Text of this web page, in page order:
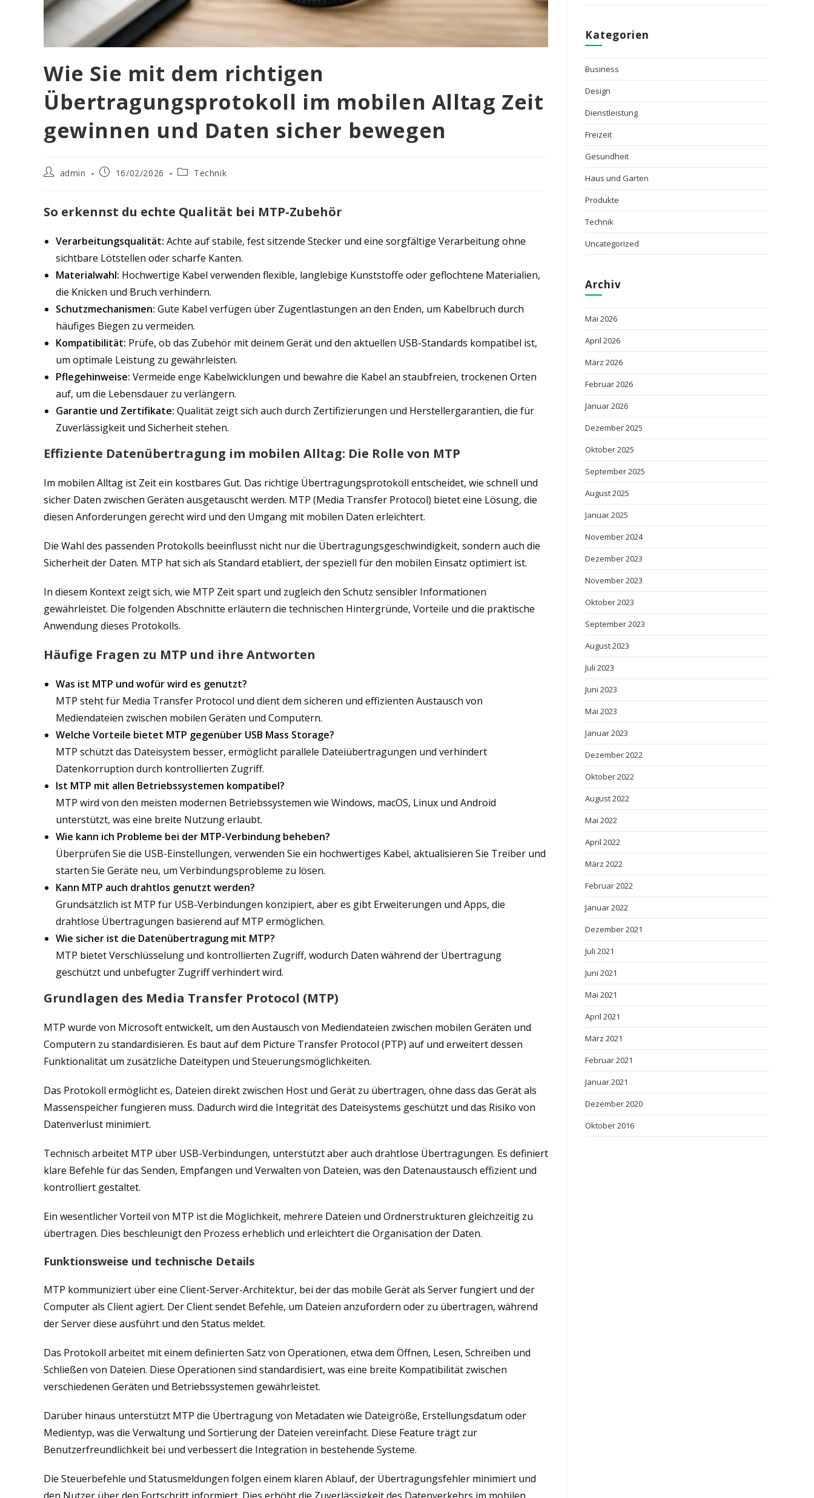
Wie Sie mit dem richtigen
Übertragungsprotokoll im mobilen Alltag Zeit
gewinnen und Daten sicher bewegen
Beitrags-
admin
Beitrag16/02/2026
Beitrags-
Technik
So erkennst du echte Qualität bei MTP-Zubehör
Verarbeitungsqualität: Achte auf stabile, fest sitzende Stecker und eine sorgfältige Verarbeitung ohne
sichtbare Lötstellen oder scharfe Kanten.
Materialwahl: Hochwertige Kabel verwenden flexible, langlebige Kunststoffe oder geflochtene Materialien,
die Knicken und Bruch verhindern.
Schutzmechanismen: Gute Kabel verfügen über Zugentlastungen an den Enden, um Kabelbruch durch
häufiges Biegen zu vermeiden.
Kompatibilität: Prüfe, ob das Zubehör mit deinem Gerät und den aktuellen USB-Standards kompatibel ist,
um optimale Leistung zu gewährleisten.
Pflegehinweise: Vermeide enge Kabelwicklungen und bewahre die Kabel an staubfreien, trockenen Orten
auf, um die Lebensdauer zu verlängern.
Garantie und Zertifikate: Qualität zeigt sich auch durch Zertifizierungen und Herstellergarantien, die für
Zuverlässigkeit und Sicherheit stehen.
Effiziente Datenübertragung im mobilen Alltag: Die Rolle von MTP
Im mobilen Alltag ist Zeit ein kostbares Gut. Das richtige Übertragungsprotokoll entscheidet, wie schnell und
sicher Daten zwischen Geräten ausgetauscht werden. MTP (Media Transfer Protocol) bietet eine Lösung, die
diesen Anforderungen gerecht wird und den Umgang mit mobilen Daten erleichtert.
Die Wahl des passenden Protokolls beeinflusst nicht nur die Übertragungsgeschwindigkeit, sondern auch die
Sicherheit der Daten. MTP hat sich als Standard etabliert, der speziell für den mobilen Einsatz optimiert ist.
In diesem Kontext zeigt sich, wie MTP Zeit spart und zugleich den Schutz sensibler Informationen
gewährleistet. Die folgenden Abschnitte erläutern die technischen Hintergründe, Vorteile und die praktische
Anwendung dieses Protokolls.
Häufige Fragen zu MTP und ihre Antworten
Was ist MTP und wofür wird es genutzt?
MTP steht für Media Transfer Protocol und dient dem sicheren und effizienten Austausch von
Mediendateien zwischen mobilen Geräten und Computern.
Welche Vorteile bietet MTP gegenüber USB Mass Storage?
MTP schützt das Dateisystem besser, ermöglicht parallele Dateiübertragungen und verhindert
Datenkorruption durch kontrollierten Zugriff.
Ist MTP mit allen Betriebssystemen kompatibel?
MTP wird von den meisten modernen Betriebssystemen wie Windows, macOS, Linux und Android
unterstützt, was eine breite Nutzung erlaubt.
Wie kann ich Probleme bei der MTP-Verbindung beheben?
Überprüfen Sie die USB-Einstellungen, verwenden Sie ein hochwertiges Kabel, aktualisieren Sie Treiber und
starten Sie Geräte neu, um Verbindungsprobleme zu lösen.
Kann MTP auch drahtlos genutzt werden?
Grundsätzlich ist MTP für USB-Verbindungen konzipiert, aber es gibt Erweiterungen und Apps, die
drahtlose Übertragungen basierend auf MTP ermöglichen.
Wie sicher ist die Datenübertragung mit MTP?
MTP bietet Verschlüsselung und kontrollierten Zugriff, wodurch Daten während der Übertragung
geschützt und unbefugter Zugriff verhindert wird.
Grundlagen des Media Transfer Protocol (MTP)
MTP wurde von Microsoft entwickelt, um den Austausch von Mediendateien zwischen mobilen Geräten und
Computern zu standardisieren. Es baut auf dem Picture Transfer Protocol (PTP) auf und erweitert dessen
Funktionalität um zusätzliche Dateitypen und Steuerungsmöglichkeiten.
Das Protokoll ermöglicht es, Dateien direkt zwischen Host und Gerät zu übertragen, ohne dass das Gerät als
Massenspeicher fungieren muss. Dadurch wird die Integrität des Dateisystems geschützt und das Risiko von
Datenverlust minimiert.
Technisch arbeitet MTP über USB-Verbindungen, unterstützt aber auch drahtlose Übertragungen. Es definiert
klare Befehle für das Senden, Empfangen und Verwalten von Dateien, was den Datenaustausch effizient und
kontrolliert gestaltet.
Ein wesentlicher Vorteil von MTP ist die Möglichkeit, mehrere Dateien und Ordnerstrukturen gleichzeitig zu
übertragen. Dies beschleunigt den Prozess erheblich und erleichtert die Organisation der Daten.
Funktionsweise und technische Details
MTP kommuniziert über eine Client-Server-Architektur, bei der das mobile Gerät als Server fungiert und der
Computer als Client agiert. Der Client sendet Befehle, um Dateien anzufordern oder zu übertragen, während
der Server diese ausführt und den Status meldet.
Das Protokoll arbeitet mit einem definierten Satz von Operationen, etwa dem Öffnen, Lesen, Schreiben und
Schließen von Dateien. Diese Operationen sind standardisiert, was eine breite Kompatibilität zwischen
verschiedenen Geräten und Betriebssystemen gewährleistet.
Darüber hinaus unterstützt MTP die Übertragung von Metadaten wie Dateigröße, Erstellungsdatum oder
Medientyp, was die Verwaltung und Sortierung der Dateien vereinfacht. Diese Feature trägt zur
Benutzerfreundlichkeit bei und verbessert die Integration in bestehende Systeme.
Die Steuerbefehle und Statusmeldungen folgen einem klaren Ablauf, der Übertragungsfehler minimiert und
Kategorien
Business
Design
Dienstleistung
Freizeit
Gesundheit
Haus und Garten
Produkte
Technik
Uncategorized
Archiv
Mai 2026
April 2026
März 2026
Februar 2026
Januar 2026
Dezember 2025
Oktober 2025
September 2025
August 2025
Januar 2025
November 2024
Dezember 2023
November 2023
Oktober 2023
September 2023
August 2023
Juli 2023
Juni 2023
Mai 2023
Januar 2023
Dezember 2022
Oktober 2022
August 2022
Mai 2022
April 2022
März 2022
Februar 2022
Januar 2022
Dezember 2021
Juli 2021
Juni 2021
Mai 2021
April 2021
März 2021
Februar 2021
Januar 2021
Dezember 2020
Oktober 2016